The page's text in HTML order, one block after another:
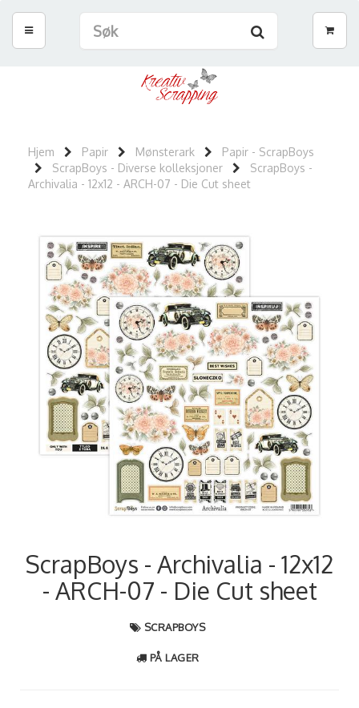
Hjem Papir Mønsterark
Papir - ScrapBoys
ScrapBoys - Diverse kolleksjoner
ScrapBoys -
Archivalia - 12x12 - ARCH-07 - Die Cut sheet
ScrapBoys - Archivalia - 12x12
- ARCH-07 - Die Cut sheet
SCRAPBOYS
PÅ LAGER